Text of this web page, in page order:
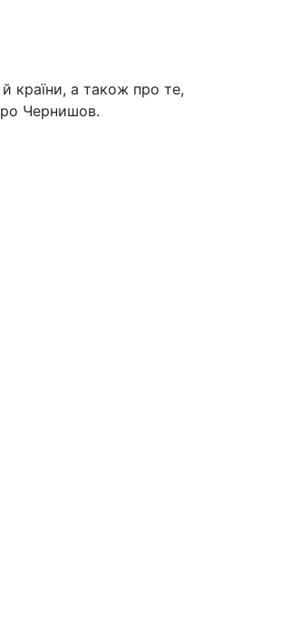
країни, а також про те,
Чернишов.